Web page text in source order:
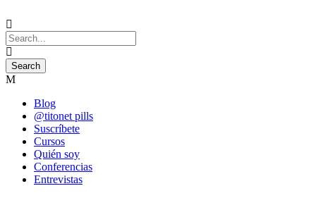
Blog
@titonet pills
Suscríbete
Cursos
Quién soy
Conferencias
Entrevistas